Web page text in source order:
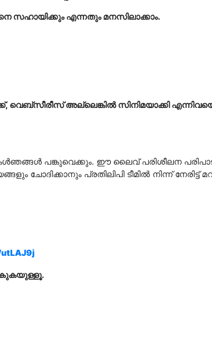
എന്നതും മനസിലാക്കാം.
വെബ്സീരീസ് അല്ലെങ്കിൽ സിനിമയാക്കി
പങ്കുവെക്കും. ഈ ലൈവ് പരിശീലന
പ്രതിലിപി ടീമിൽ നിന്ന് നേരിട്ട്